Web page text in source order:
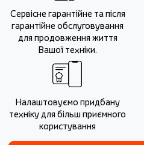
Сервісне гарантійне та після
гарантійне обслуговування
для продовження життя
Вашої техніки.
Налаштовуємо придбану
техніку для більш приємного
користування